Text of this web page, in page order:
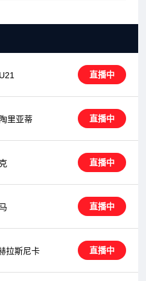
直播中
里亚蒂 直播中
直播中
直播中
拉斯尼卡 直播中